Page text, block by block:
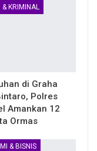
KRIMINAL
di Graha
Polres
Amankan 12
Ormas
& BISNIS